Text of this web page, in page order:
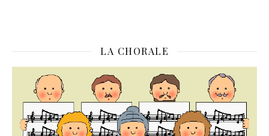
LA CHORALE